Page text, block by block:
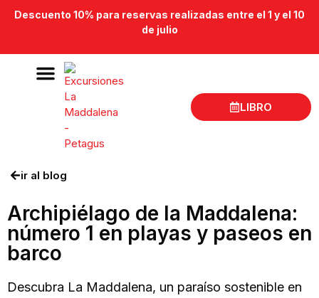
Descuento 10% para reservas realizadas entre el 1 y el 10
de julio
LIBRO
ir al blog
Archipiélago de la Maddalena:
número 1 en playas y paseos en
barco
Descubra La Maddalena, un paraíso sostenible en